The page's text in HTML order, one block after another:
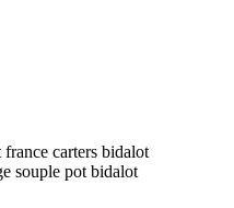
carters bidalot
souple pot bidalot